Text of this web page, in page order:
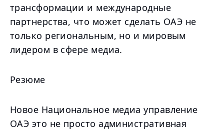
трансформации и международные
партнерства, что может сделать ОАЭ не
только региональным, но и мировым
лидером в сфере медиа.
Резюме
Новое Национальное медиа управление
ОАЭ это не просто административная